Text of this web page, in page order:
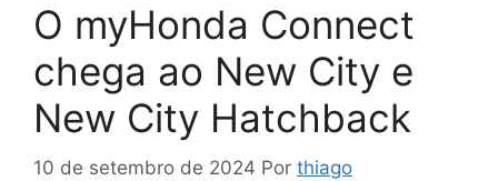
O myHonda Connect
chega ao New City e
New City Hatchback
10 de setembro de 2024 Por thiago